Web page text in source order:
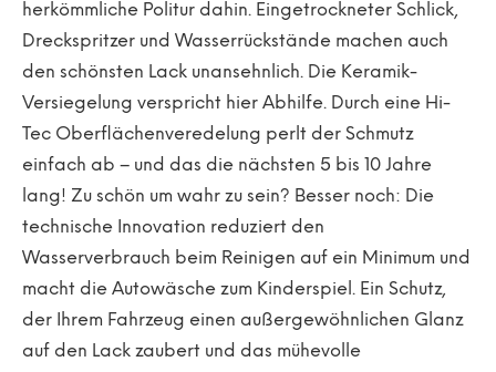
herkömmliche Politur dahin. Eingetrockneter Schlick,
Dreckspritzer und Wasserrückstände machen auch
den schönsten Lack unansehnlich. Die Keramik-
Versiegelung verspricht hier Abhilfe. Durch eine Hi-
Tec Oberflächenveredelung perlt der Schmutz
einfach ab – und das die nächsten 5 bis 10 Jahre
lang! Zu schön um wahr zu sein? Besser noch: Die
technische Innovation reduziert den
Wasserverbrauch beim Reinigen auf ein Minimum und
macht die Autowäsche zum Kinderspiel. Ein Schutz,
der Ihrem Fahrzeug einen außergewöhnlichen Glanz
auf den Lack zaubert und das mühevolle